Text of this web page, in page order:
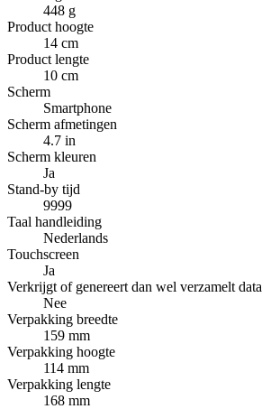
448 g
Product hoogte
14 cm
Product lengte
10 cm
Scherm
Smartphone
Scherm afmetingen
4.7 in
Scherm kleuren
Ja
Stand-by tijd
9999
Taal handleiding
Nederlands
Touchscreen
Ja
Verkrijgt of genereert dan wel verzamelt data
Nee
Verpakking breedte
159 mm
Verpakking hoogte
114 mm
Verpakking lengte
168 mm